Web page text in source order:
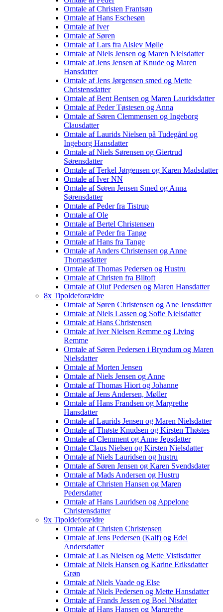
Omtale af Christen Frantsøn
Omtale af Hans Eschesøn
Omtale af Iver
Omtale af Søren
Omtale af Lars fra Alslev Mølle
Omtale af Niels Jensen og Maren Nielsdatter
Omtale af Jens Jensen af Knude og Maren
Hansdatter
Omtale af Jens Jørgensen smed og Mette
Christensdatter
Omtale af Bent Bentsen og Maren Lauridsdatter
Omtale af Peder Tøstesen og Anna
Omtale af Søren Clemmensen og Ingeborg
Clausdatter
Omtale af Laurids Nielsen på Tudegård og
Ingeborg Hansdatter
Omtale af Niels Sørensen og Giertrud
Sørensdatter
Omtale af Terkel Jørgensen og Karen Madsdatter
Omtale af Iver NN
Omtale af Søren Jensen Smed og Anna
Sørensdatter
Omtale af Peder fra Tistrup
Omtale af Ole
Omtale af Bertel Christensen
Omtale af Peder fra Tange
Omtale af Hans fra Tange
Omtale af Anders Christensen og Anne
Thomasdatter
Omtale af Thomas Pedersen og Hustru
Omtale af Christen fra Biltoft
Omtale af Oluf Pedersen og Maren Hansdatter
8x Tipoldeforældre
Omtale af Søren Christensen og Ane Jensdatter
Omtale af Niels Lassen og Sofie Nielsdatter
Omtale af Hans Christensen
Omtale af Iver Nielsen Remme og Living
Remme
Omtale af Søren Pedersen i Bryndum og Maren
Nielsdatter
Omtale af Morten Jensen
Omtale af Niels Jensen og Anne
Omtale af Thomas Hiort og Johanne
Omtale af Jens Andersen, Møller
Omtale af Hans Frandsen og Margrethe
Hansdatter
Omtale af Laurids Jensen og Maren Nielsdatter
Omtale af Thøste Knudsen og Kirsten Thøstes
Omtale af Clemment og Anne Jepsdatter
Omtale Claus Nielsen og Kirsten Nielsdatter
Omtale af Niels Lauridsen og hustru
Omtale af Søren Jensen og Karen Svendsdater
Omtale af Mads Andersen og Hustru
Omtale af Christen Hansen og Maren
Pedersdatter
Omtale af Hans Lauridsen og Appelone
Christensdatter
9x Tipoldeforældre
Omtale af Christen Christensen
Omtale af Jens Pedersen (Kalf) og Edel
Andersdatter
Omtale af Las Nielsen og Mette Vistisdatter
Omtale af Niels Hansen og Karine Eriksdatter
Grøn
Omtale af Niels Vaade og Else
Omtale af Niels Pedersen og Mette Hansdatter
Omtale af Frands Jessen og Boel Nisdatter
Omtale af Hans Hansen og Margrethe